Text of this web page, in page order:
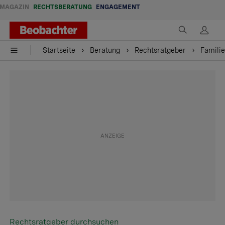
MAGAZIN RECHTSBERATUNG ENGAGEMENT
Startseite Beratung Rechtsratgeber Familie
Rechtsratgeber durchsuchen